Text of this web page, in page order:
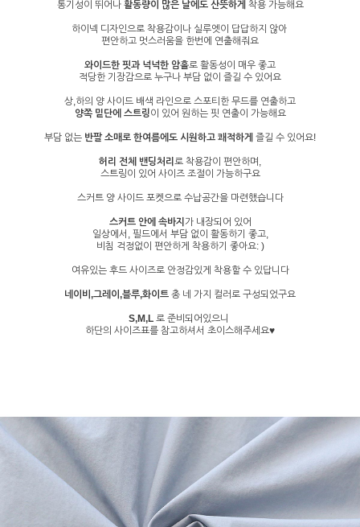
통기성이 뛰어나 활동량이 많은 날에도 산뜻하게 착용 가능해요
하이넥 디자인으로 착용감이나 실루엣이 답답하지 않아
편안하고 멋스러움을 한번에 연출해줘요
와이드한 핏과 넉넉한 암홀로 활동성이 매우 좋고
적당한 기장감으로 누구나 부담 없이 즐길 수 있어요
상,하의 양 사이드 배색 라인으로 스포티한 무드를 연출하고
양쪽 밑단에 스트링이 있어 원하는 핏 연출이 가능해요
부담 없는 반팔 소매로 한여름에도 시원하고 쾌적하게 즐길 수 있어요!
허리 전체 밴딩처리 로 착용감이 편안하며,
스트링이 있어 사이즈 조절이 가능하구요
스커트 양 사이드 포켓으로 수납공간을 마련했습니다
스커트 안에 속바지 가 내장되어 있어
일상에서, 필드에서 부담 없이 활동하기 좋고,
비침 걱정없이 편안하게 착용하기 좋아요: )
여유있는 후드 사이즈로 안정감있게 착용할 수 있답니다
네이비,그레이,블루,화이트 총 네 가지 컬러로 구성되었구요
S,M,L 로 준비되어있으니
하단의 사이즈표를 참고하셔서 초이스해주세요♥